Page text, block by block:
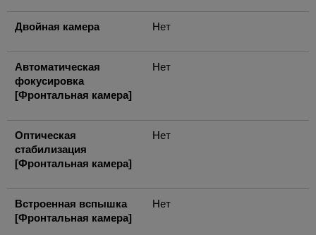
Двойная камера Нет
Автоматическая
фокусировка
[Фронтальная камера]
Нет
Оптическая
стабилизация
[Фронтальная камера]
Нет
Встроенная вспышка
[Фронтальная камера]
Нет